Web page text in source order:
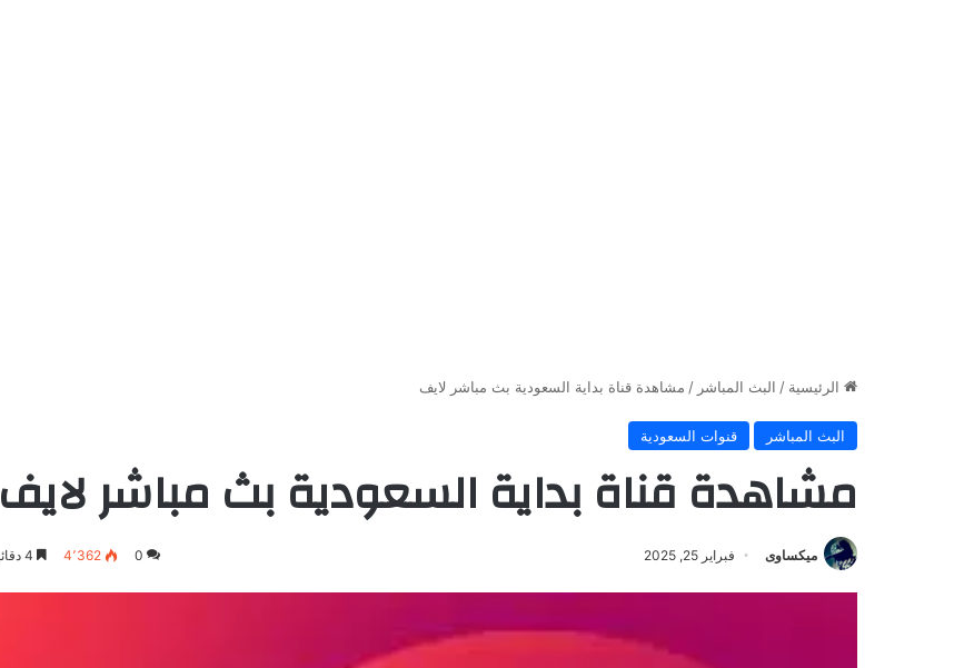
الرئيسية / البث المباشر / مشاهدة قناة بداية السعودية بث مباشر لايف
البث المباشر قنوات السعودية
مشاهدة قناة بداية السعودية بث مباشر لايف
ميكساوى فبراير 25, 2025 0 4٬362